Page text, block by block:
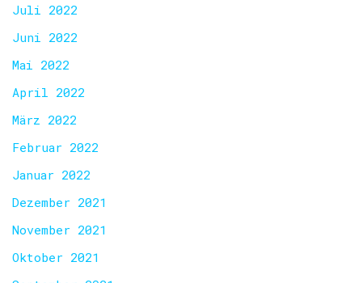
Juli 2022
Juni 2022
Mai 2022
April 2022
März 2022
Februar 2022
Januar 2022
Dezember 2021
November 2021
Oktober 2021